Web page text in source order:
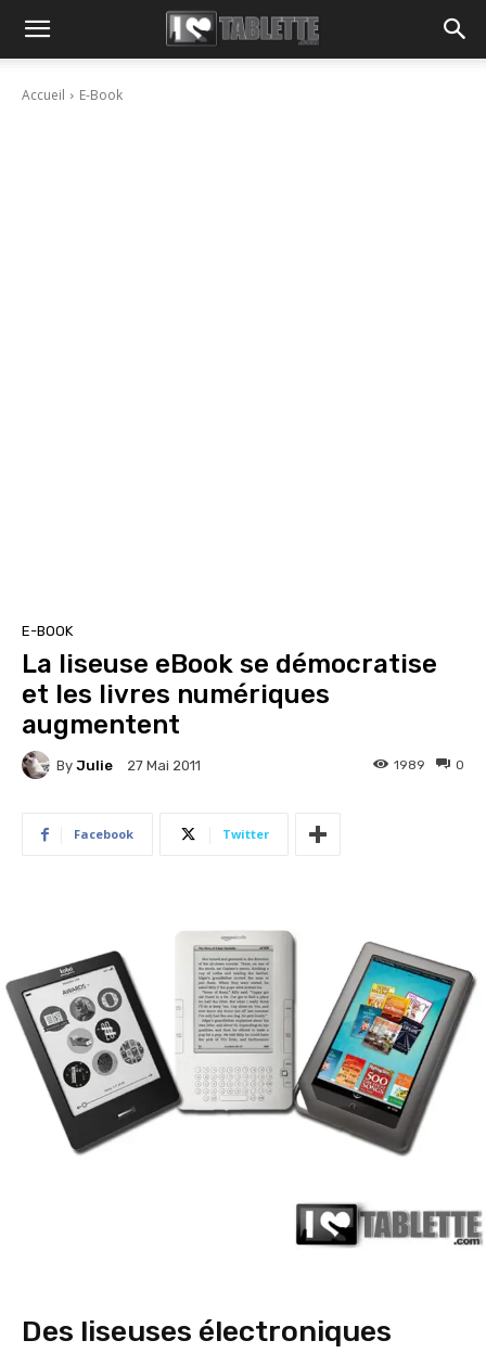
Accueil E-Book
E-BOOK
La liseuse eBook se démocratise
et les livres numériques
augmentent
By Julie 27 Mai 2011 0
1989
Facebook Twitter
Des liseuses électroniques